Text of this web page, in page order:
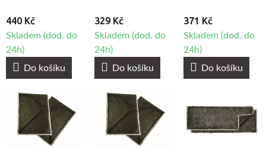
440 Kč
Skladem (dod. do
24h)
Do košíku
329 Kč
Skladem (dod. do
24h)
Do košíku
371 Kč
Skladem (dod. do
24h)
Do košíku